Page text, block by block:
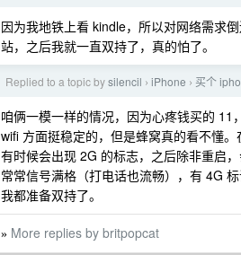
因为我地铁上看 kindle，所以对网络需求
站，之后我就一直双持了，真的怕了。
Replied to a topic bysilencil › iPhone › 买个
咱俩一模一样的情况，因为心疼钱买的 11
wifi 方面挺稳定的，但是蜂窝真的看不懂
有时候会出现 2G 的标志，之后除非重启
常常信号满格（打电话也流畅），有 4G
我都准备双持了。
» More replies by britpopcat